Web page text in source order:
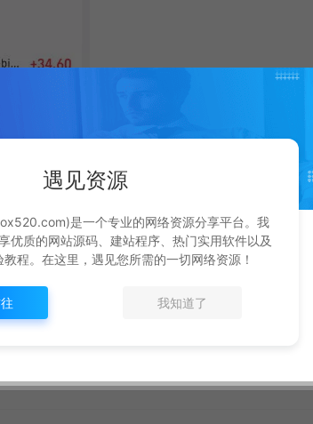
合自身努力与实操，合理运用课程所学内容，同
稳定！【揭秘】
遇见资源
是一个专业的网络资源分享平台。我
优质的网站源码、建站程序、热门实用软件以及
程。在这里，遇见您所需的一切网络资源！
我知道了